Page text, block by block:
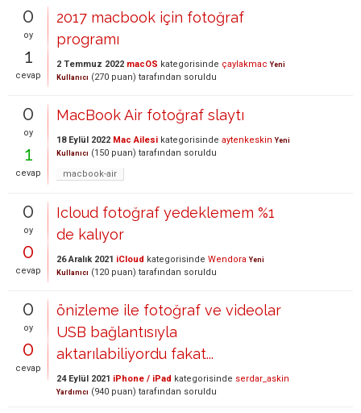
0
oy
1
cevap
2017 macbook için fotoğraf
programı
2 Temmuz 2022 macOS kategorisinde çaylakmac Yeni
Kullanıcı (270 puan) tarafından soruldu
0
oy
1
cevap
MacBook Air fotoğraf slaytı
18 Eylül 2022 Mac Ailesi kategorisinde aytenkeskin Yeni
Kullanıcı (150 puan) tarafından soruldu
macbook-air
0
oy
0
cevap
Icloud fotoğraf yedeklemem %1
de kalıyor
26 Aralık 2021 iCloud kategorisinde Wendora Yeni
Kullanıcı (120 puan) tarafından soruldu
0
oy
0
cevap
önizleme ile fotoğraf ve videolar
USB bağlantısıyla
aktarılabiliyordu fakat...
24 Eylül 2021 iPhone / iPad kategorisinde serdar_askin
Yardımcı (940 puan) tarafından soruldu